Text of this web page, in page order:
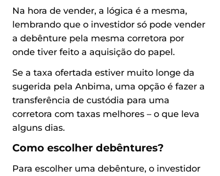
Na hora de vender, a lógica é a mesma,
lembrando que o investidor só pode vender
a debênture pela mesma corretora por
onde tiver feito a aquisição do papel.
Se a taxa ofertada estiver muito longe da
sugerida pela Anbima, uma opção é fazer a
transferência de custódia para uma
corretora com taxas melhores – o que leva
alguns dias.
Como escolher debêntures?
Para escolher uma debênture, o investidor